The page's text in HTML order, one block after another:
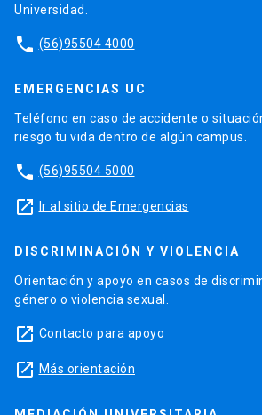
Universidad.
phone (56)95504 4000
EMERGENCIAS UC
Teléfono en caso de accidente o
riesgo tu vida dentro de algún campus.
phone (56)95504 5000
launch Ir al sitio de Emergencias
DISCRIMINACIÓN Y VIOLENCIA
Orientación y apoyo en casos de
género o violencia sexual.
launch Contacto para apoyo
launch Más orientación